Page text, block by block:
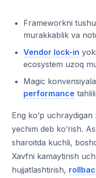
Frameworkni
murakkablik va
Vendor lock-in
ecosystem uzoq
Magic
performance
Eng ko’p
yechim deb ko’rish.
sharoitda kuchli,
Xavfni kamaytirish
hujjatlashtirish,